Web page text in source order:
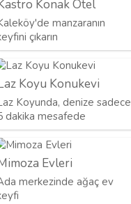
Konak Otel
manzaranın
çıkarın
Koyu Konukevi
Koyunda, denize sadece
dakika mesafede
Evleri
merkezinde ağaç ev